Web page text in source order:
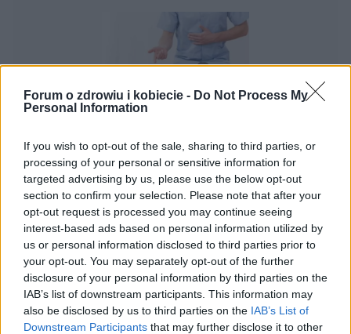
Forum o zdrowiu i kobiecie - Do Not Process My
Personal Information
If you wish to opt-out of the sale, sharing to third parties, or
processing of your personal or sensitive information for
targeted advertising by us, please use the below opt-out
section to confirm your selection. Please note that after your
opt-out request is processed you may continue seeing
interest-based ads based on personal information utilized by
us or personal information disclosed to third parties prior to
your opt-out. You may separately opt-out of the further
disclosure of your personal information by third parties on the
IAB’s list of downstream participants. This information may
also be disclosed by us to third parties on the IAB’s List of
Downstream Participants that may further disclose it to other
Szkoła rodzenia – dlaczego warto?
‹ ›
Reklama: